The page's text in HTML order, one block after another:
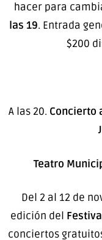
hacer para
las 19. Entrada
$200
A las 20. Concierto
Teatro
Del 2 al 12 de
edición del
conciertos